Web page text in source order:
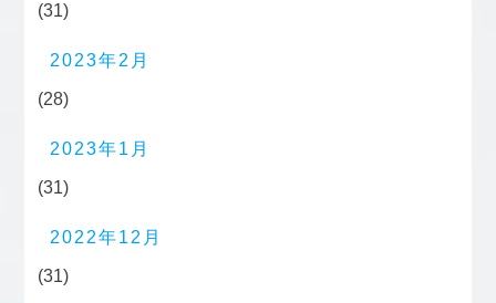
(31)
2023年2月
(28)
2023年1月
(31)
2022年12月
(31)